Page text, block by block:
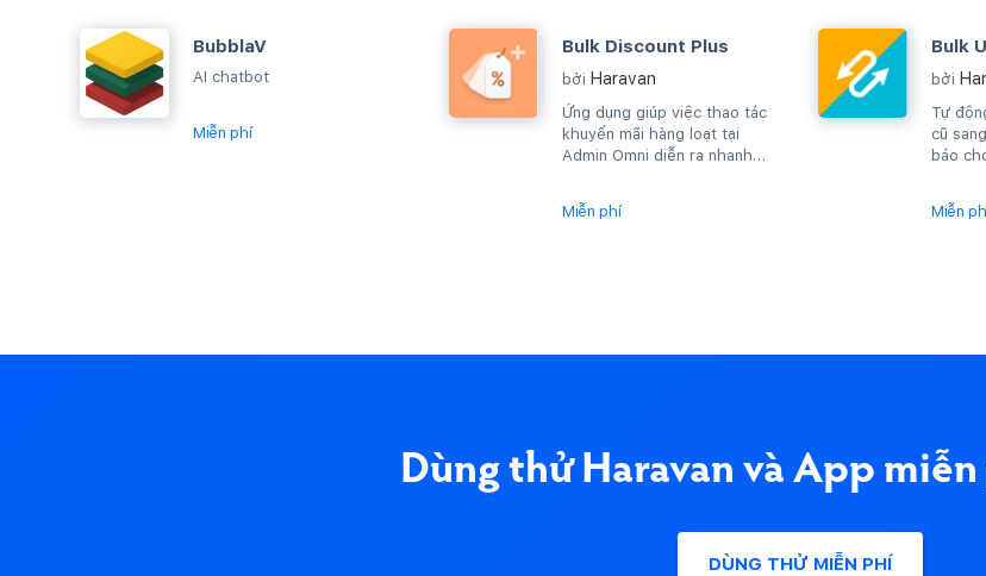
BubblaV
AI chatbot
Miễn phí
Bulk Discount Plus
bởi Haravan
Ứng dụng giúp việc thao tác
khuyến mãi hàng loạt tại
Admin Omni diễn ra nhanh
bán tiết kiệm...
Miễn phí
Bulk
bởi
Tự
cũ
báo
địa...
Miễn
Dùng thử Haravan và App
DÙNG THỬ MIỄN PHÍ